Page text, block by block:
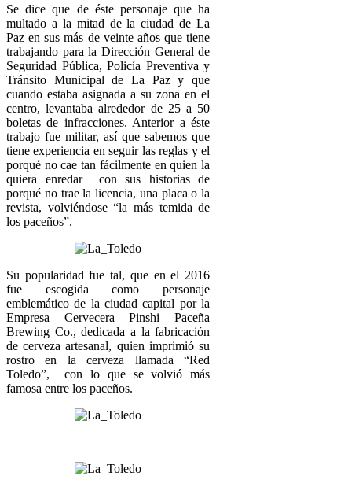
Se dice que de éste personaje que ha
multado a la mitad de la ciudad de La
Paz en sus más de veinte años que tiene
trabajando para la Dirección General de
Seguridad Pública, Policía Preventiva y
Tránsito Municipal de La Paz y que
cuando estaba asignada a su zona en el
centro, levantaba alrededor de 25 a 50
boletas de infracciones. Anterior a éste
trabajo fue militar, así que sabemos que
tiene experiencia en seguir las reglas y el
porqué no cae tan fácilmente en quien la
quiera enredar con sus historias de
porqué no trae la licencia, una placa o la
revista, volviéndose “la más temida de
los paceños”.
Su popularidad fue tal, que en el 2016
fue escogida como personaje
emblemático de la ciudad capital por la
Empresa Cervecera Pinshi Paceña
Brewing Co., dedicada a la fabricación
de cerveza artesanal, quien imprimió su
rostro en la cerveza llamada “Red
Toledo”, con lo que se volvió más
famosa entre los paceños.